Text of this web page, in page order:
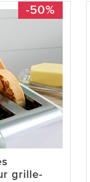
-50%
grille-